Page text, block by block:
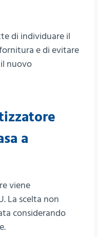
di individuare il
e di evitare
nuovo
a
viene
La scelta non
considerando